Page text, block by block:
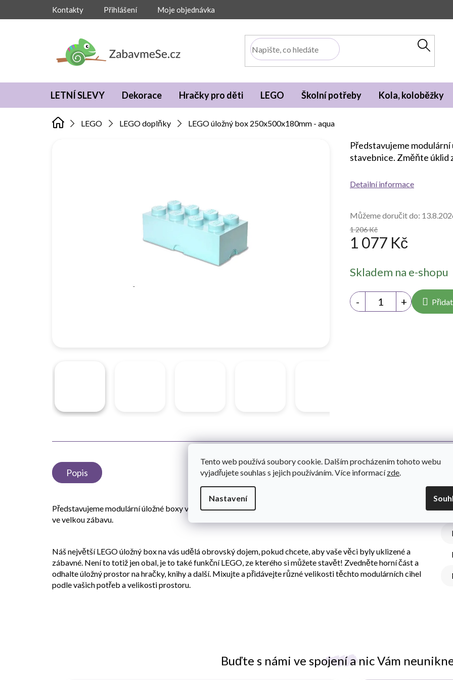
Tento web používá soubory cookie. Dalším procházením tohoto webu
vyjadřujete souhlas s jejich používáním. Více informacízde
Nastavení
Kontakty Přihlášení Moje objednávka
LETNÍ SLEVY Dekorace Hračky pro děti LEGO Školní potřeby Kola, koloběžky
LEGO LEGO doplňky LEGO úložný box 250x500x180mm - aqua
1 206 Kč
1 077 Kč
cena:
Skladem na e-shopu
Můžeme doručit do:
Představujeme
stavebnice. Změňte úklid
Detailní informace
Buďte s námi ve spojení a nic Vám
Popis
Představujeme modulární úložné boxy ve tvaru oblíbené LEGO stavebnice. Změňte úklid z nenáviděné aktivity
ve velkou zábavu.
Náš největší LEGO úložný box na vás udělá obrovský dojem, pokud chcete, aby vaše věci byly uklizené a
zábavné. Není to totiž jen obal, je to také funkční LEGO, ze kterého si můžete stavět! Zvedněte horní část a
odhalte úložný prostor na hračky, knihy a další. Mixujte a přidávejte různé velikosti těchto modulárních cihel
podle vašich potřeb a velikosti prostoru.